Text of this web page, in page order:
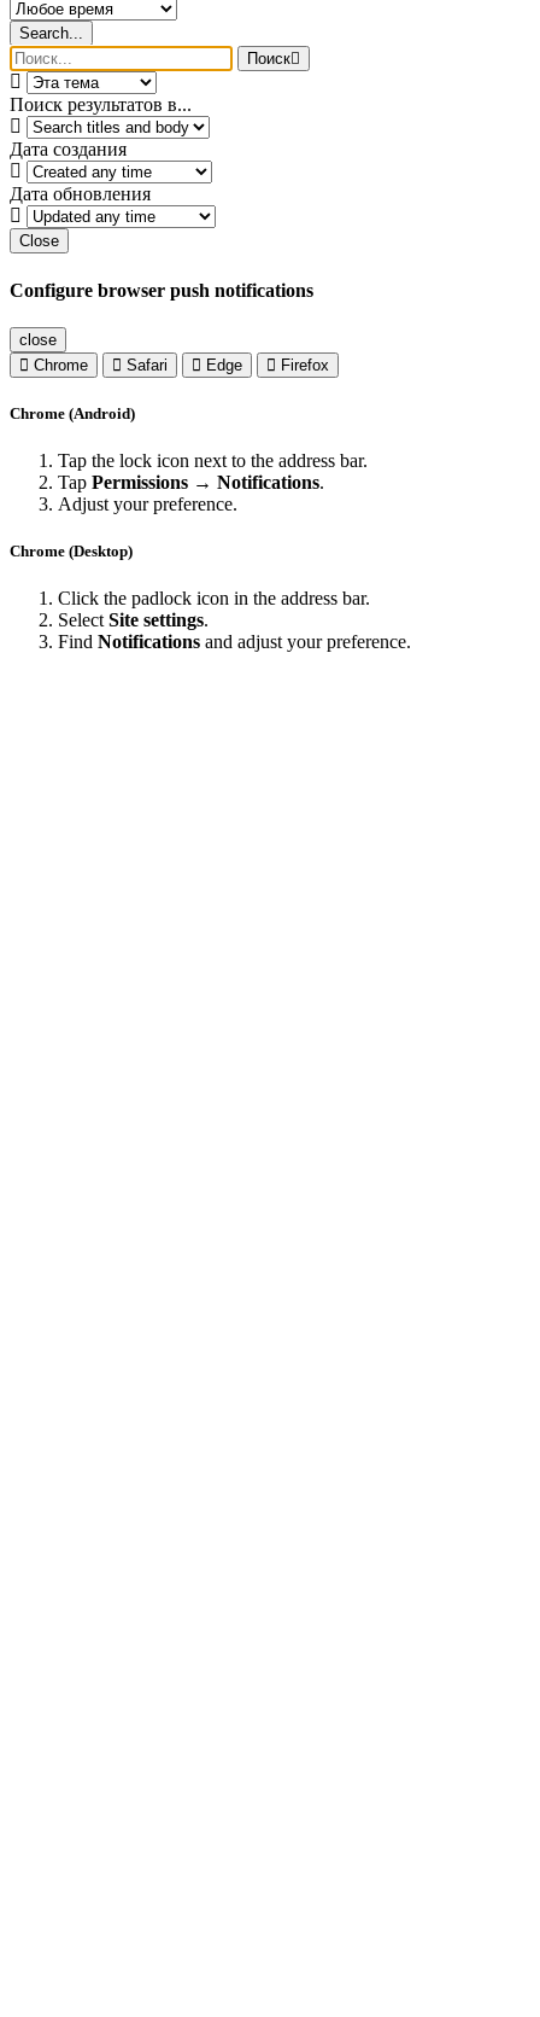
Search...
Поиск
Поиск результатов в...
Дата создания
Дата обновления
Close
Configure browser push notifications
close
Chrome
Safari Edge Firefox
Chrome (Android)
Tap the lock icon next to the address bar.
Tap Permissions → Notifications.
Adjust your preference.
Chrome (Desktop)
Click the padlock icon in the address bar.
SelectSite settings.
Find Notifications and adjust your preference.